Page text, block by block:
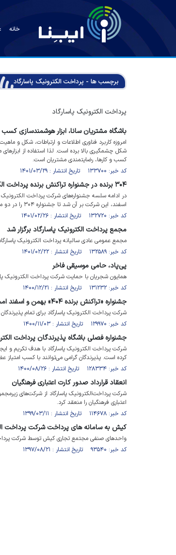
خانه
برچسب ها - پرداخت الکترونیک پاسارگاد
پرداخت الکترونیک پاسارگاد
باشگاه مشتریان سانا، ابزار هوشمندسازی
امروزه کاربرد فناوری اطلاعات و ارتباطات، شکل و
شکل چشمگیری بالا برده است. لذا استفاده از
کسب و کارها، رضایتمندی مشتریان است.
کد خبر: ۱۳۳۷۰۰ تاریخ انتشار : ۱۴۰۱/۰۳/۲۹
۳۰۴ برنده در جشنواره تراکنش برنده پرداخت الکترونیک پاسارگاد
اسفند، این شرکت بر آن شد تا جشنواره ۳۰۴ را در دو ماه اردیبهشت و خرداد برگزار کند.
کد خبر: ۱۳۲۷۲۰ تاریخ انتشار : ۱۴۰۱/۰۲/۲۶
مجمع پرداخت الکترونیک پاسارگاد برگزار شد
مجمع عمومی عادی سالیانه پرداخت الکترونیک پاسارگاد برگزار شد
کد خبر: ۱۳۲۵۸۹ تاریخ انتشار : ۱۴۰۱/۰۲/۲۲
پی‌پاد، حامی موسیقی فاخر
همایون شجریان با حمایت شرکت پرداخت الکترونیک پاسارگاد ۶ قطعه موسیقی تقدیم
کد خبر: ۱۳۱۲۳۲ تاریخ انتشار : ۱۴۰۰/۱۲/۲۱
جشنواره «تراکنش برنده ۴۰۴» بهمن و اسفند امسال برگزار می‌شود
شرکت پرداخت الکترونیک پاسارگاد برای تمام
کد خبر: ۱۲۹۹۷۰ تاریخ انتشار : ۱۴۰۰/۱۱/۰۳
جشنواره فصلی باشگاه پذیرندگان پرداخت
شرکت پرداخت الکترونیک پاسارگاد با هدف تکریم و
کرده است. پذیرندگان گرامی می‌توانند با کسب امتیاز
کد خبر: ۱۲۸۳۳۴ تاریخ انتشار : ۱۴۰۰/۰۸/۲۶
انعقاد قرارداد صدور کارت اعتباری فرهنگیان
شرکت پرداخت‌الکترونیک پاسارگاد از شرکت‌های
اعتباری فرهنگیان را منعقد کرد.
کد خبر: ۱۱۴۶۷۸ تاریخ انتشار : ۱۳۹۹/۰۳/۱۱
کیش به سامانه های پرداخت شرکت پرداخت
واحدهای صنفی مجتمع تجاری کیش توسط شرکت پرداخت
کد خبر: ۹۳۵۴۰ تاریخ انتشار : ۱۳۹۷/۰۸/۲۱